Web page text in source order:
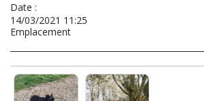
Date :
14/03/2021 11:25
Emplacement